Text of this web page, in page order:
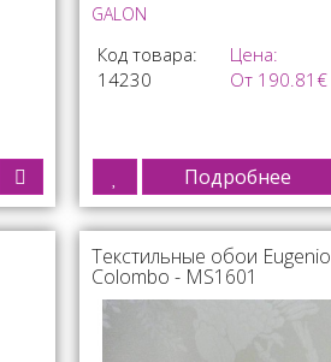
Код товара:
14230
Цена:
От 190.81€
Подробнее
Текстильные обои Eugenio
Colombo - MS1601